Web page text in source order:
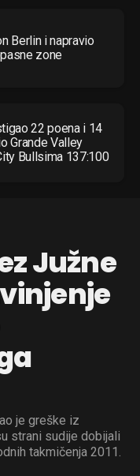
Berlin i napravio
zone
22 poena i 14
Grande Valley
Bullsima 137:100
Južne
je greške iz
strani sudije dobijali
takmičenja 2011.